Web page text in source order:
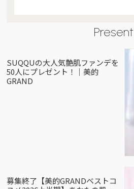
Present
SUQQUの大人気艶肌ファンデを
50人にプレゼント！｜美的
GRAND
募集終了【美的GRANDベストコ